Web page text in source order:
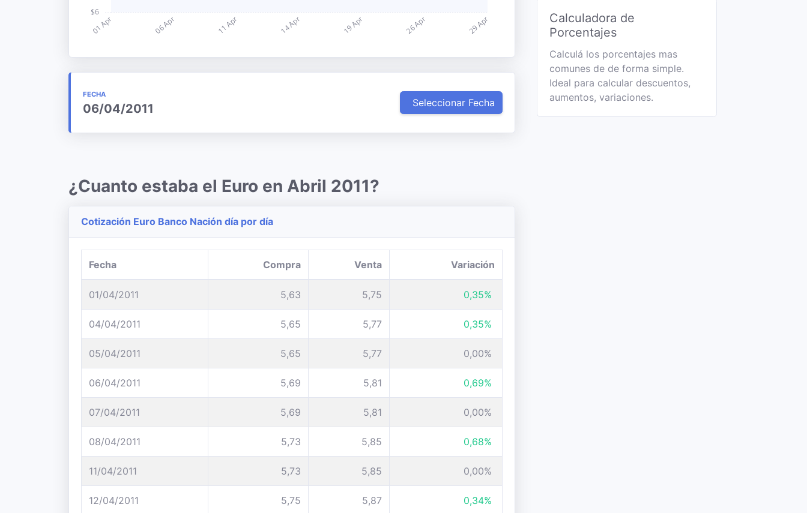
FECHA
06/04/2011 Seleccionar Fecha
¿Cuanto estaba el Euro en Abril 2011?
Cotización Euro Banco Nación día por día
Fecha Compra Venta Variación
01/04/2011 5,63 5,75 0,35%
04/04/2011 5,65 5,77 0,35%
05/04/2011 5,65 5,77 0,00%
06/04/2011 5,69 5,81 0,69%
07/04/2011 5,69 5,81 0,00%
08/04/2011 5,73 5,85 0,68%
11/04/2011 5,73 5,85 0,00%
12/04/2011 5,75 5,87 0,34%
Calculadora de
Porcentajes
Calculá los porcentajes mas
comunes de de forma simple.
Ideal para calcular descuentos,
aumentos, variaciones.